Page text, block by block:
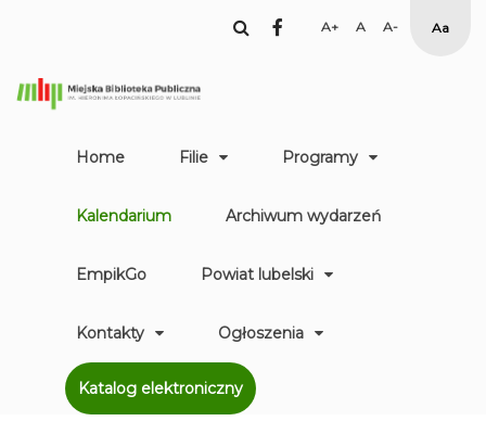
facebook
Set Set
Smaller
High
Home Filie Programy
Kalendarium Archiwum wydarzeń
EmpikGo Powiat lubelski
Kontakty Ogłoszenia
Katalog elektroniczny